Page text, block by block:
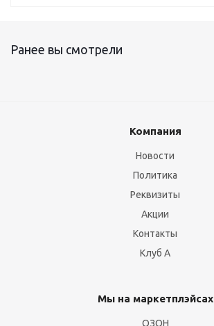
Ранее вы смотрели
Компания
Новости
Политика
Реквизиты
Акции
Контакты
Клуб А
Мы на маркетплэйсах
ОЗОН